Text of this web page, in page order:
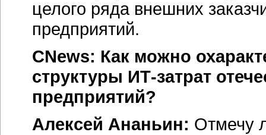
целого ряда внешних
предприятий.
CNews: Как можно
структуры ИТ-затрат
предприятий?
Алексей Ананьин: Отмечу